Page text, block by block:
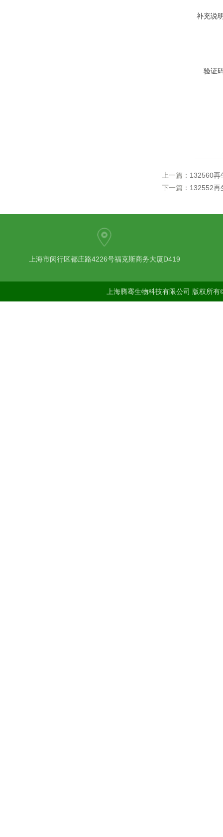
补充说
验证
上一篇： 132560再
下一篇： 132552再
上海市闵行区都庄路4226号福克斯商务大厦D419
上海腾骞生物科技有限公司 版权所